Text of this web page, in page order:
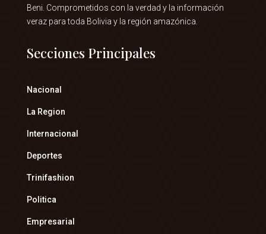
Beni. Comprometidos con la verdad y la información
veraz para toda Bolivia y la región amazónica.
Secciones Principales
Nacional
La Region
Internacional
Deportes
Trinifashion
Politica
Empresarial